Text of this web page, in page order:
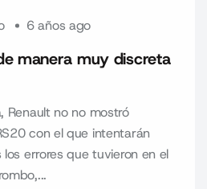
6 años ago
manera muy discreta
Renault no no mostró
con el que intentarán
errores que tuvieron en el